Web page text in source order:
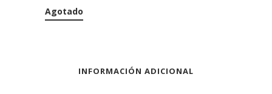
Agotado
INFORMACIÓN ADICIONAL